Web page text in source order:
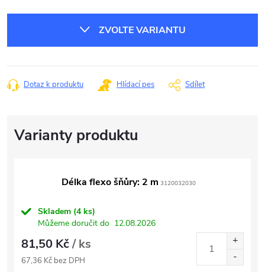
ZVOLTE VARIANTU
Dotaz k produktu Hlídací pes Sdílet
Délka flexo šňůry: 2 m 3120032030
Skladem (4 ks)
Můžeme doručit do 12.08.2026
81,50 Kč/ ks
67,36 Kč bez DPH